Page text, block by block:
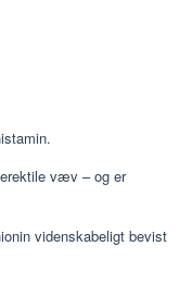
væv – og er
videnskabeligt bevist